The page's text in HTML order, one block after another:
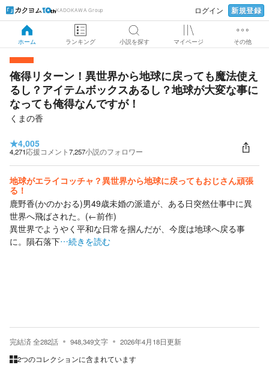
KADOKAWA Group ログイン 新規登録
ホーム ランキング 小説を探す マイページ その他
俺得リターン！異世界から地球に戻っても魔法使え
るし？アイテムボックスあるし？地球が大変な事に
なっても俺得なんですが！
くまの香
★4,005
4,271応援コメント7,257小説のフォロワー
地球がエライコッチャ？異世界から地球に戻ってもおじさん頑張
る！
鹿野香(かのかおる)男49歳未婚の派遣が、ある日突然仕事中に異
世界へ飛ばされた。(←前作)
異世界でようやく平和な日常を掴んだが、今度は地球へ戻る事
に。隕石落下…続きを読む
完結済全282話 948,349文字 2026年4月18日更新
2つのコレクションに含まれています